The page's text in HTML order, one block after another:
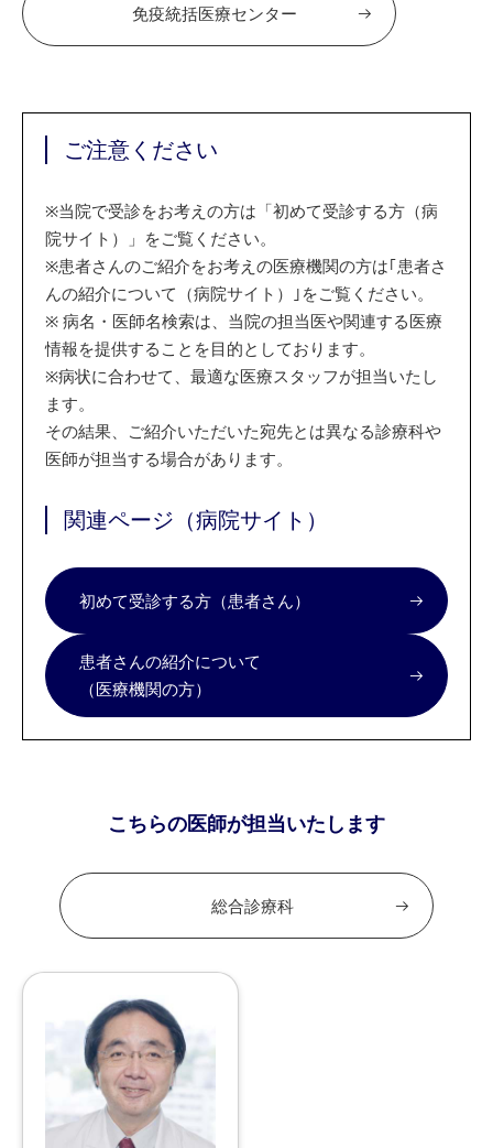
免疫統括医療センター
ご注意ください
※当院で受診をお考えの方は「初めて受診する方（病
院サイト）」をご覧ください。
※患者さんのご紹介をお考えの医療機関の方は｢患者さ
んの紹介について（病院サイト）｣をご覧ください。
※ 病名・医師名検索は、当院の担当医や関連する医療
情報を提供することを目的としております。
※病状に合わせて、最適な医療スタッフが担当いたし
ます。
その結果、ご紹介いただいた宛先とは異なる診療科や
医師が担当する場合があります。
関連ページ（病院サイト）
初めて受診する方（患者さん）
患者さんの紹介について
（医療機関の方）
こちらの医師が担当いたします
総合診療科